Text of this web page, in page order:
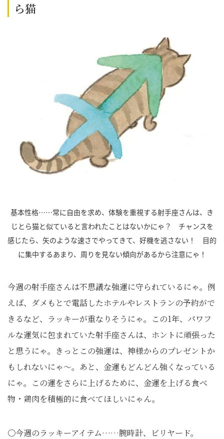
ら猫
基本性格……常に自由を求め、体験を重視する射手座さんは、き
じとら猫と似ていると言われたことはないかにゃ？ チャンスを
感じたら、矢のような速さでやってきて、好機を逃さない！ 目的
に集中するあまり、周りを見ない傾向があるから注意にゃ！
今週の射手座さんは不思議な強運に守られているにゃ。例
えば、ダメもとで電話したホテルやレストランの予約がで
きるなど、ラッキーが重なりそうにゃ。この1年、パワフ
ルな運気に包まれていた射手座さんは、ホントに頑張った
と思うにゃ。きっとこの強運は、神様からのプレゼントか
もしれないにゃ～。あと、金運もどんどん強くなっている
にゃ。この運をさらに上げるために、金運を上げる食べ
物・鶏肉を積極的に食べてほしいにゃん。
〇今週のラッキーアイテム……腕時計、ビリヤード。